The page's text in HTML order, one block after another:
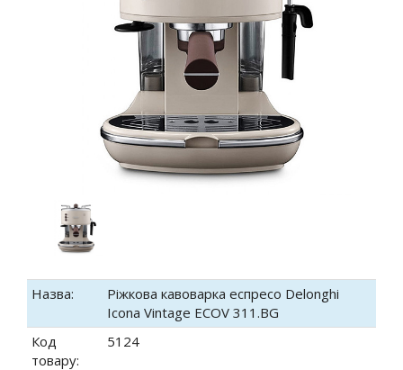
Назва:
Ріжкова кавоварка еспресо Delonghi
Icona Vintage ECOV 311.BG
Код
товару:
5124